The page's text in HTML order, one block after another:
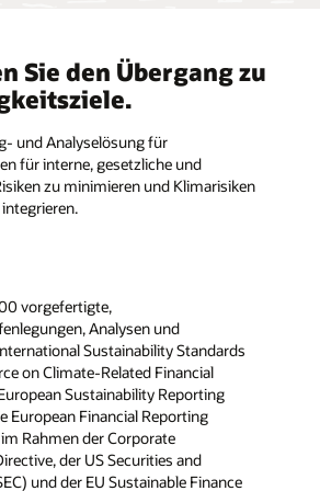
Sie den Übergang zu
und Analyselösung für
für interne, gesetzliche und
zu minimieren und Klimarisiken
vorgefertigte,
Analysen und
Sustainability Standards
on Climate-Related Financial
Sustainability Reporting
European Financial Reporting
Rahmen der Corporate
der US Securities and
und der EU Sustainable Finance
Prüfungen und Analysen.
Abstimmungsdaten mithilfe
an Analysen, Berichten und
über Oracle Businesszur Sicherstellung
für die Aggregation von
Auffüllen, Suchen und Prüfen
CRS-Berichten per E-Mail
von Daten zur Förderung
und strategischen